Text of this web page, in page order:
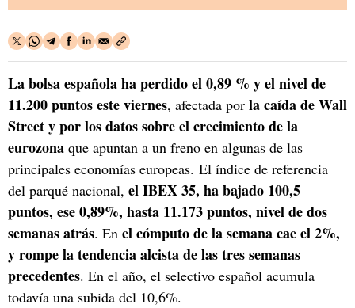
La bolsa española ha perdido el 0,89 % y el nivel de
11.200 puntos este viernes, afectada por la caída de Wall
Street y por los datos sobre el crecimiento de la
eurozona que apuntan a un freno en algunas de las
principales economías europeas. El índice de referencia
del parqué nacional, el IBEX 35, ha bajado 100,5
puntos, ese 0,89%, hasta 11.173 puntos, nivel de dos
semanas atrás. En el cómputo de la semana cae el 2%,
y rompe la tendencia alcista de las tres semanas
precedentes. En el año, el selectivo español acumula
todavía una subida del 10,6%.